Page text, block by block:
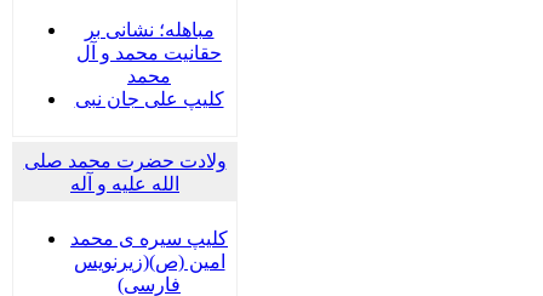
مباهله؛ نشانی بر
حقانیت محمد و آل
محمد
کلیپ علی جان نبی
ولادت حضرت محمد صلی
الله علیه و آله
کلیپ سیره ی محمد
امین (ص)(زیرنویس
فارسی)